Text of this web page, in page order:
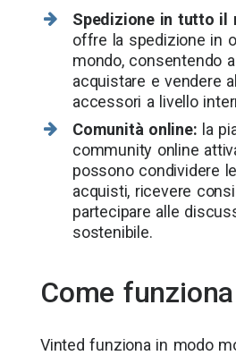
Spedizione in tutto il
offre la spedizione in
mondo, consentendo
acquistare e vendere
accessori a livello
Comunità online: la
community online
possono condividere
acquisti, ricevere
partecipare alle
sostenibile.
Come
Vinted funziona in modo